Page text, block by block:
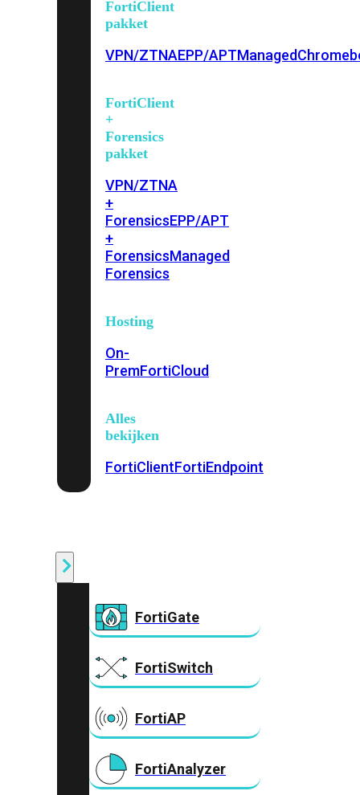
FortiClient
pakket
VPN/ZTNAEPP/APTManaged
FortiClient
+
Forensics
pakket
VPN/ZTNA
+
ForensicsEPP/APT
+
ForensicsManaged
Forensics
Hosting
On-
PremFortiCloud
Alles
bekijken
FortiClientFortiEndpoint
FortiGate
FortiSwitch
FortiAP
FortiAnalyzer